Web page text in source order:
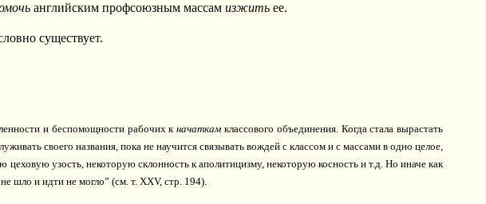
английским профсоюзным массам изжитьее.
существует.
и беспомощности рабочих кначаткам классового объединения. Когда стала вырастать
своего названия, пока не научится связывать вождей с классом и с массами в одно целое,
узость, некоторую склонность к аполитицизму, некоторую косность и т.д. Но иначе как
шло и идти не могло” (см. т. XXV, стр. 194).